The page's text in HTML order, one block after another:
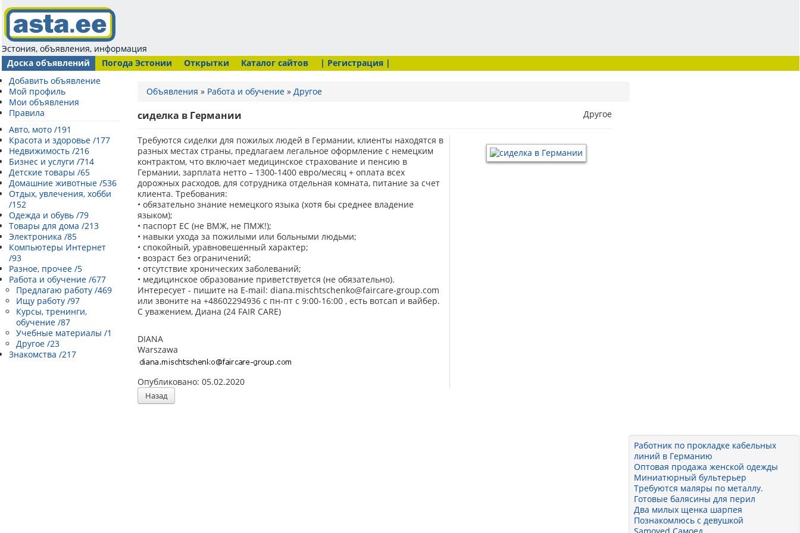
Эстония, объявления, информация
Доска объявлений
Погода Эстонии Открытки Каталог сайтов
| Регистрация |
Добавить объявление
Мой профиль
Мои объявления
Правила
Авто, мото /191
Красота и здоровье /177
Недвижимость /216
Бизнес и услуги /714
Детские товары /65
Домашние животные /536
Отдых, увлечения, хобби
/152
Одежда и обувь /79
Товары для дома /213
Электроника /85
Компьютеры Интернет
/93
Разное, прочее /5
Работа и обучение /677
Предлагаю работу /469
Ищу работу /97
Курсы, тренинги,
обучение /87
Учебные материалы /1
Другое /23
Знакомства /217
Объявления » Работа и обучение »Другое
сиделка в Германии Другое
Требуются сиделки для пожилых людей в Германии, клиенты находятся в
разных местах страны, предлагаем легальное оформление с немецким
контрактом, что включает медицинское страхование и пенсию в
Германии, зарплата нетто – 1300-1400 евро/месяц + оплата всех
дорожных расходов, для сотрудника отдельная комната, питание за счет
клиента. Требования:
• обязательно знание немецкого языка (хотя бы среднее владение
языком);
• паспорт ЕС (не ВМЖ, не ПМЖ!);
• навыки ухода за пожилыми или больными людьми;
• спокойный, уравновешенный характер;
• возраст без ограничений;
• отсутствие хронических заболеваний;
• медицинское образование приветствуется (не обязательно).
Интересует - пишите на E-mail: diana.mischtschenko@faircare-group.com
или звоните на +48602294936 с пн-пт с 9:00-16:00 , есть вотсап и вайбер.
С уважением, Диана (24 FAIR CARE)
DIANA
Warszawa
Опубликовано: 05.02.2020
Назад
Работник по прокладке кабельных
линий в Германию
Оптовая продажа женской одежды
Миниатюрный бультерьер
Требуются маляры по металлу.
Готовые балясины для перил
Два милых щенка шарпея
Познакомлюсь с девушкой